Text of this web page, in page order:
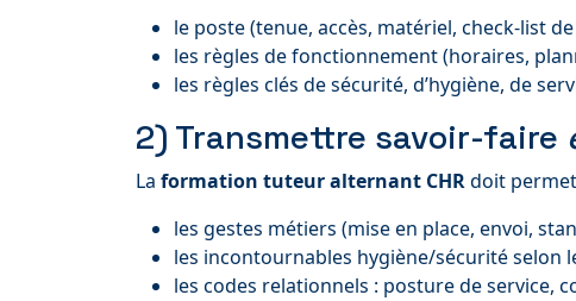
le poste (tenue, accès, matériel, check-list
les règles de fonctionnement (horaires,
les règles clés de sécurité, d’hygiène, de
2) Transmettre savoir-faire
La formation tuteur alternant CHRdoit
les gestes métiers (mise en place, envoi,
les incontournables hygiène/sécurité selon
les codes relationnels : posture de service,